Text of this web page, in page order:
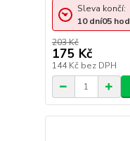
203 Kč
175 Kč
144 Kč bez DPH
Sleva končí:
10 dní05 hod